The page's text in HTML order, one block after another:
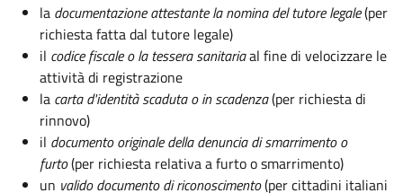
la documentazioneattestante la nomina del tutore legale(per
richiesta fatta dal tutore legale)
il codice fiscale o la tessera sanitariaal fine di velocizzare le
attività di registrazione
la carta d'identità scaduta o in scadenza(per richiesta di
rinnovo)
il documento originale della denuncia di smarrimento o
furto(per richiesta relativa a furto o smarrimento)
un valido documento di riconoscimento(per cittadini italiani